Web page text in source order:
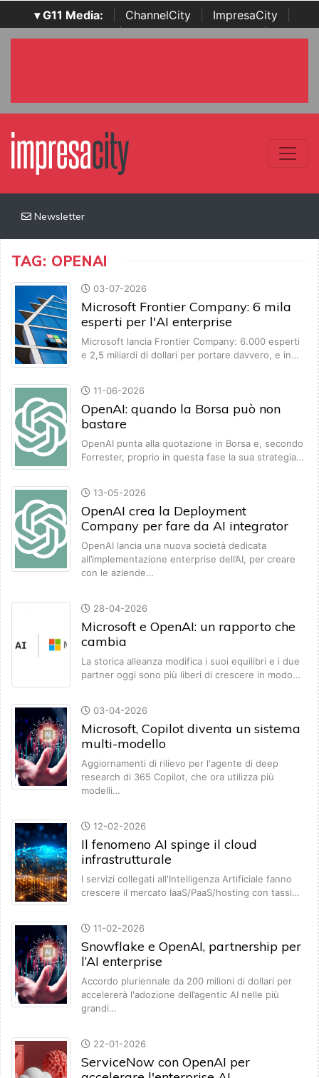
▾ G11 Media: ChannelCity ImpresaCity
SecurityOpenLab | Italian Channel Awards | Italian
Newsletter
TAG: OPENAI
03-07-2026
Microsoft Frontier Company: 6 mila
esperti per l'AI enterprise
Microsoft lancia Frontier Company: 6.000 esperti
e 2,5 miliardi di dollari per portare davvero, e in…
11-06-2026
OpenAI: quando la Borsa può non
bastare
OpenAI punta alla quotazione in Borsa e, secondo
Forrester, proprio in questa fase la sua strategia…
13-05-2026
OpenAI crea la Deployment
Company per fare da AI integrator
OpenAI lancia una nuova società dedicata
all’implementazione enterprise dell’AI, per creare
con le aziende…
28-04-2026
Microsoft e OpenAI: un rapporto che
cambia
La storica alleanza modifica i suoi equilibri e i due
partner oggi sono più liberi di crescere in modo…
03-04-2026
Microsoft, Copilot diventa un sistema
multi-modello
Aggiornamenti di rilievo per l'agente di deep
research di 365 Copilot, che ora utilizza più
modelli…
12-02-2026
Il fenomeno AI spinge il cloud
infrastrutturale
I servizi collegati all'Intelligenza Artificiale fanno
crescere il mercato IaaS/PaaS/hosting con tassi…
11-02-2026
Snowflake e OpenAI, partnership per
l’AI enterprise
Accordo pluriennale da 200 milioni di dollari per
accelererà l'adozione dell’agentic AI nelle più
grandi…
22-01-2026
ServiceNow con OpenAI per